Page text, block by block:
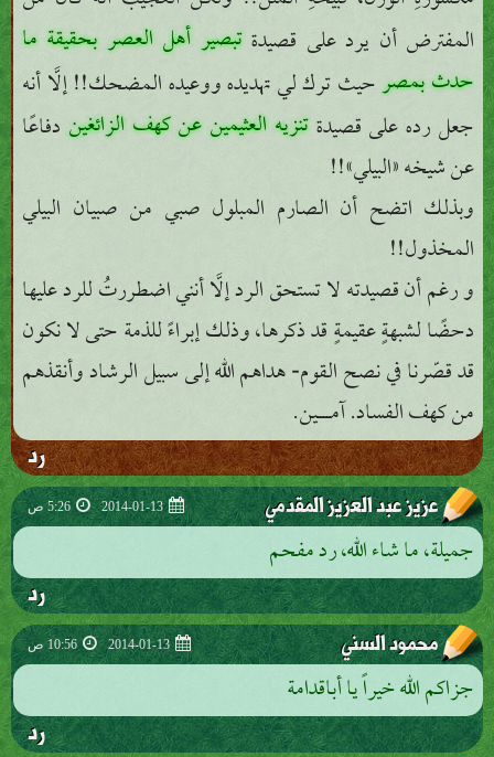
المفترض أن يرد على قصيدةتبصير أهل العصر بحقيقة ما
حدث بمصرحيث ترك لي تهديده ووعيده المضحك!! إلَّا أنه
جعل رده على قصيدةتنزيه العثيمين عن كهف الزائغيندفاعًا
عن شيخه «البيلي»!!
وبذلك اتضح أن الصارم المبلول صبي من صبيان البيلي
المخذول!!
و رغم أن قصيدته لا تستحق الرد إلَّا أنني اضطررتُ للرد عليها
دحضًا لشبهةٍ عقيمةٍ قد ذكرها، وذلك إبراءً للذمة حتى لا نكون
قد قصّرنا في نصح القوم- هداهم الله إلى سبيل الرشاد وأنقذهم
من كهف الفساد. آمــــين.
رد
عزيز عبد العزيز المقدمي 2014-01-13 5:26 ص
جميلة، ما شاء الله، رد مفحم
رد
محمود السني 2014-01-13 10:56 ص
جزاكم الله خيراً يا أباقدامة
رد